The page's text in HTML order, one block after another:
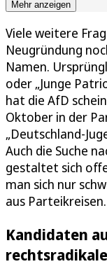
Mehr anzeigen
Viele weitere
Neugründung
Namen.
oder „Junge
hat die AfD
Oktober in der
„Deutschland-
Auch die Suche
gestaltet sich
man sich nur
aus Parteikreisen.
Kandidaten